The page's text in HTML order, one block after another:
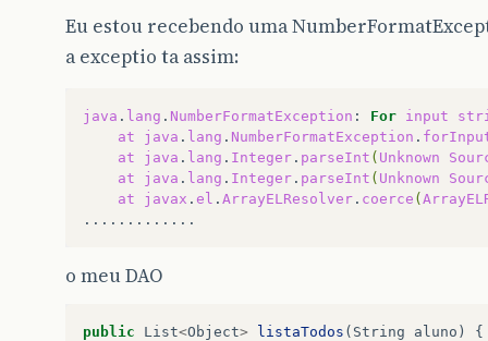
Eu estou recebendo uma
a exceptio ta assim:
java . lang . NumberFormatException : For input
at
java . lang . NumberFormatException .
at
java . lang . Integer . parseInt ( Unknown
at
java . lang . Integer . parseInt ( Unknown
at
javax . el . ArrayELResolver . coerce (
o meu DAO
public List<Object> listaTodos ( String aluno )
{